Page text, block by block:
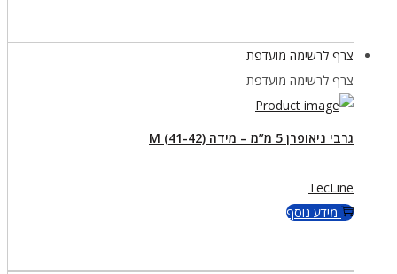
צרף לרשימה מועדפת
צרף לרשימה מועדפת
גרבי ניאופרן 5 מ”מ – מידה M (41-42)
TecLine
מידע נוסף